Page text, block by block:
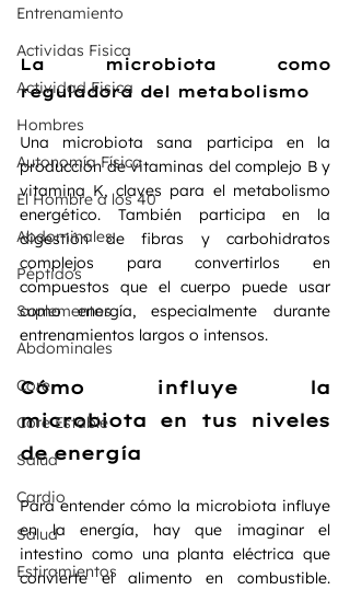
Entrenamiento
Actividas Fisica
Actividad Fisica
Hombres
Autonomía Física
El Hombre a los 40
Abdominales
Péptidos
Suplementos
Abdominales
Core
Core Estable
Salud
Cardio
Salud
Estiramientos
La microbiota como
reguladora del metabolismo
Una microbiota sana participa en la
producción de vitaminas del complejo B y
vitamina K, claves para el metabolismo
energético. También participa en la
digestión de fibras y carbohidratos
complejos para convertirlos en
compuestos que el cuerpo puede usar
como energía, especialmente durante
entrenamientos largos o intensos.
Cómo influye la
microbiota en tus niveles
de energía
Para entender cómo la microbiota influye
en la energía, hay que imaginar el
intestino como una planta eléctrica que
convierte el alimento en combustible.